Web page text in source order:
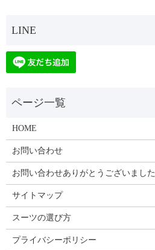
HOME
お問い合わせ
お問い合わせありがとうございました
サイトマップ
スーツの選び方
プライバシーポリシー